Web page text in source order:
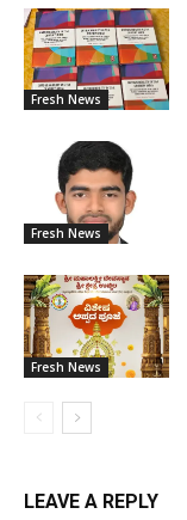
Fresh News
Fresh News
Fresh News
LEAVE A REPLY